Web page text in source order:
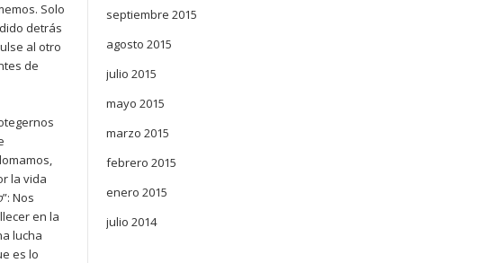
Solo
detrás
al otro
de
la vida
”: Nos
en la
lucha
es lo
septiembre 2015
agosto 2015
julio 2015
mayo 2015
marzo 2015
febrero 2015
enero 2015
julio 2014